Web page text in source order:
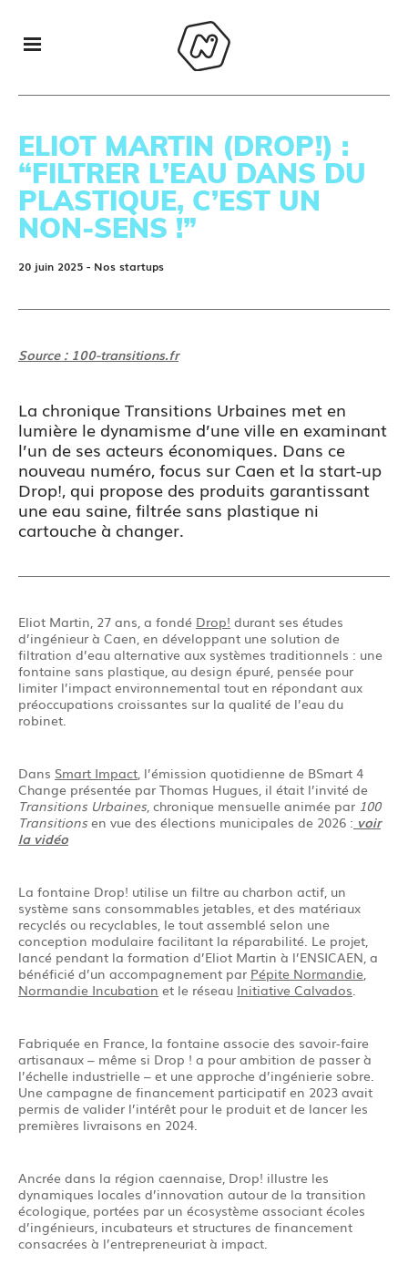
ELIOT MARTIN (DROP!) :
“FILTRER L’EAU DANS DU
PLASTIQUE, C’EST UN
NON-SENS !”
20 juin 2025 - Nos startups
Source : 100-transitions.fr
La chronique Transitions Urbaines met en
lumière le dynamisme d’une ville en examinant
l’un de ses acteurs économiques. Dans ce
nouveau numéro, focus sur Caen et la start-up
Drop!, qui propose des produits garantissant
une eau saine, filtrée sans plastique ni
cartouche à changer.
Eliot Martin, 27 ans, a fondé Drop! durant ses études
d’ingénieur à Caen, en développant une solution de
filtration d’eau alternative aux systèmes traditionnels : une
fontaine sans plastique, au design épuré, pensée pour
limiter l’impact environnemental tout en répondant aux
préoccupations croissantes sur la qualité de l’eau du
robinet.
Dans Smart Impact, l’émission quotidienne de BSmart 4
Change présentée par Thomas Hugues, il était l’invité de
Transitions Urbaines, chronique mensuelle animée par 100
Transitionsen vue des élections municipales de 2026 : voir
la vidéo
La fontaine Drop! utilise un filtre au charbon actif, un
système sans consommables jetables, et des matériaux
recyclés ou recyclables, le tout assemblé selon une
conception modulaire facilitant la réparabilité. Le projet,
lancé pendant la formation d’Eliot Martin à l’ENSICAEN, a
bénéficié d’un accompagnement par Pépite Normandie,
Normandie Incubation et le réseau Initiative Calvados.
Fabriquée en France, la fontaine associe des savoir-faire
artisanaux – même si Drop ! a pour ambition de passer à
l’échelle industrielle – et une approche d’ingénierie sobre.
Une campagne de financement participatif en 2023 avait
permis de valider l’intérêt pour le produit et de lancer les
premières livraisons en 2024.
Ancrée dans la région caennaise, Drop! illustre les
dynamiques locales d’innovation autour de la transition
écologique, portées par un écosystème associant écoles
d’ingénieurs, incubateurs et structures de financement
consacrées à l’entrepreneuriat à impact.